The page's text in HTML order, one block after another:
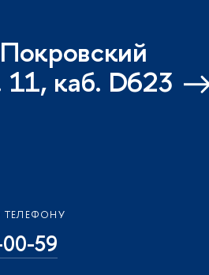
11, каб. D623
ТЕЛЕФОНУ
59